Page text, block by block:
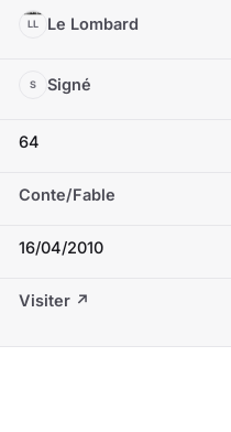
LL Le Lombard
S Signé
64
Conte/Fable
16/04/2010
Visiter ↗